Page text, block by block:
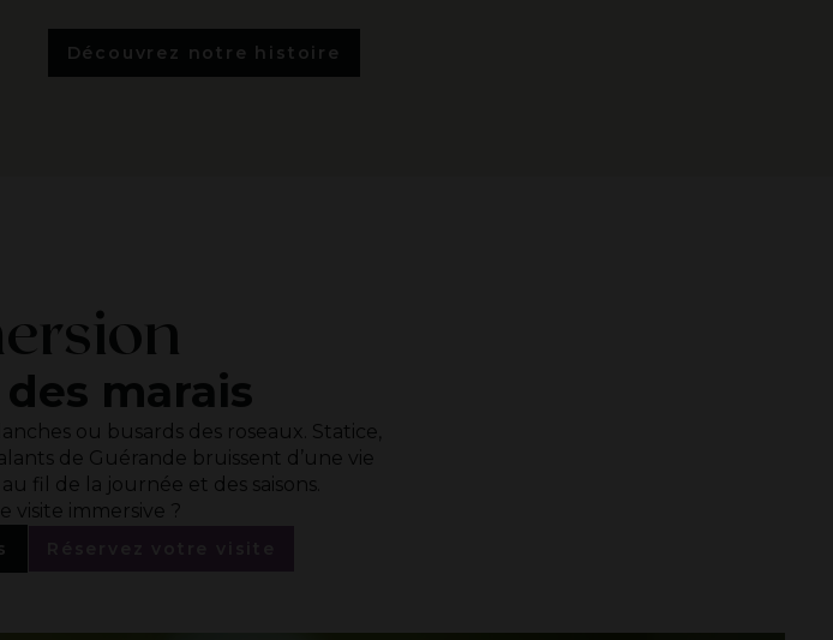
Découvrez notre histoire
marais
ou busards des roseaux. Statice,
de Guérande bruissent d’une vie
fil de la journée et des saisons.
visite immersive ?